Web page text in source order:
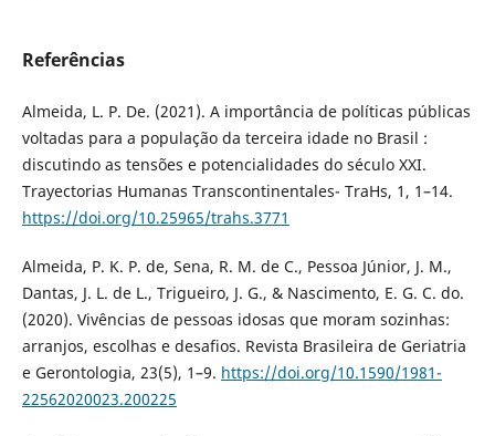
Referências
Almeida, L. P. De. (2021). A importância de políticas públicas
voltadas para a população da terceira idade no Brasil :
discutindo as tensões e potencialidades do século XXI.
Trayectorias Humanas Transcontinentales- TraHs, 1, 1–14.
https://doi.org/10.25965/trahs.3771
Almeida, P. K. P. de, Sena, R. M. de C., Pessoa Júnior, J. M.,
Dantas, J. L. de L., Trigueiro, J. G., & Nascimento, E. G. C. do.
(2020). Vivências de pessoas idosas que moram sozinhas:
arranjos, escolhas e desafios. Revista Brasileira de Geriatria
e Gerontologia, 23(5), 1–9. https://doi.org/10.1590/1981-
22562020023.200225